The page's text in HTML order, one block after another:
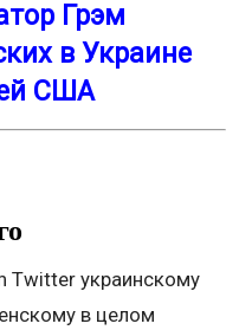
Грэм
в Украине
США
Twitter украинскому
в целом